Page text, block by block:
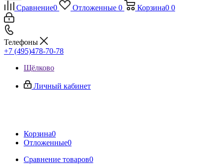
Сравнение0 Отложенные 0 Корзина0 0
Телефоны
+7 (495)478-70-78
Щёлково
Личный кабинет
Корзина0
Отложенные0
Сравнение товаров0